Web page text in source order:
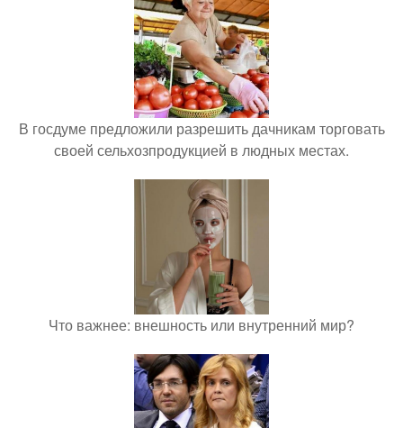
В госдуме предложили разрешить дачникам торговать
своей сельхозпродукцией в людных местах.
Что важнее: внешность или внутренний мир?